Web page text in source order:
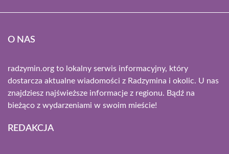
O NAS
radzymin.org to lokalny serwis informacyjny, który
dostarcza aktualne wiadomości z Radzymina i okolic. U nas
znajdziesz najświeższe informacje z regionu. Bądź na
bieżąco z wydarzeniami w swoim mieście!
REDAKCJA